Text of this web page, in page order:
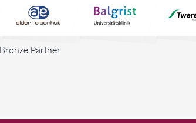
Bronze Partner